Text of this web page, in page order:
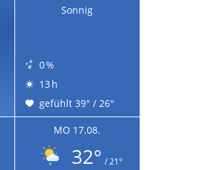
Sonnig
0 %
13 h
gefühlt 39° / 26°
MO 17.08.
32° / 21°